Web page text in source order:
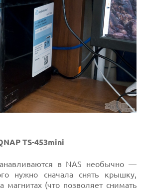
TS-453mini
в NAS необычно —
нужно сначала снять крышку,
магнитах (что позволяет снимать